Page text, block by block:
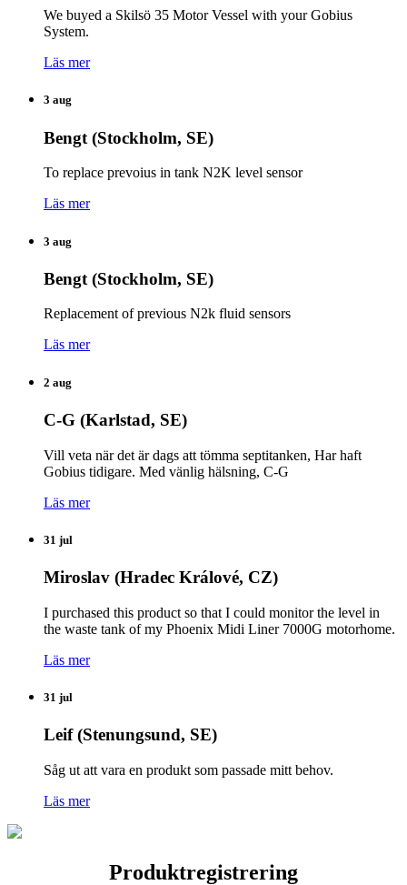
We buyed a Skilsö 35 Motor Vessel with your Gobius
System.
Läs mer
3 aug
Bengt (Stockholm, SE)
To replace prevoius in tank N2K level sensor
Läs mer
3 aug
Bengt (Stockholm, SE)
Replacement of previous N2k fluid sensors
Läs mer
2 aug
C-G (Karlstad, SE)
Vill veta när det är dags att tömma septitanken, Har haft
Gobius tidigare. Med vänlig hälsning, C-G
Läs mer
31 jul
Miroslav (Hradec Králové, CZ)
I purchased this product so that I could monitor the level in
the waste tank of my Phoenix Midi Liner 7000G motorhome.
Läs mer
31 jul
Leif (Stenungsund, SE)
Såg ut att vara en produkt som passade mitt behov.
Läs mer
Produktregistrering